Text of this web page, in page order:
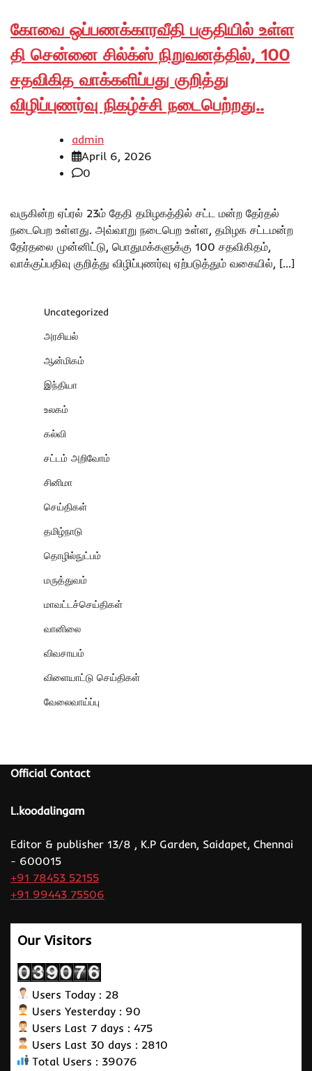
கோவை ஒப்பணக்காரவீதி பகுதியில் உள்ள
தி சென்னை சில்க்ஸ் நிறுவனத்தில், 100
சதவிகித வாக்களிப்பது குறித்து
விழிப்புணர்வு நிகழ்ச்சி நடைபெற்றது..
admin
April 6, 2026
0
வருகின்ற ஏப்ரல் 23ம் தேதி தமிழகத்தில் சட்ட மன்ற தேர்தல்
நடைபெற உள்ளது. அவ்வாறு நடைபெற உள்ள, தமிழக சட்டமன்ற
தேர்தலை முன்னிட்டு, பொதுமக்களுக்கு 100 சதவிகிதம்,
வாக்குப்பதிவு குறித்து விழிப்புணர்வு ஏற்படுத்தும் வகையில், […]
Uncategorized
அரசியல்
ஆன்மிகம்
இந்தியா
உலகம்
கல்வி
சட்டம் அறிவோம்
சினிமா
செய்திகள்
தமிழ்நாடு
தொழில்நுட்பம்
மருத்துவம்
மாவட்டச்செய்திகள்
வானிலை
விவசாயம்
விளையாட்டு செய்திகள்
வேலைவாய்ப்பு
Official Contact
L.koodalingam
Editor & publisher 13/8 , K.P Garden, Saidapet, Chennai
- 600015
+91 78453 52155
+91 99443 75506
Our Visitors
Users Today : 28
Users Yesterday : 90
Users Last 7 days : 475
Users Last 30 days : 2810
Total Users : 39076